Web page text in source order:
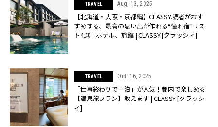
TRAVEL Aug, 13, 2025
【北海道・大阪・京都編】CLASSY.読者がおす
すめする、最高の思い出が作れる“憧れ宿”リス
ト4選｜ホテル、旅館 | CLASSY.[クラッシィ]
TRAVEL Oct, 16, 2025
「仕事終わりで一泊」が人気！都内で楽しめる
【温泉旅プラン】教えます | CLASSY.[クラッシ
ィ]